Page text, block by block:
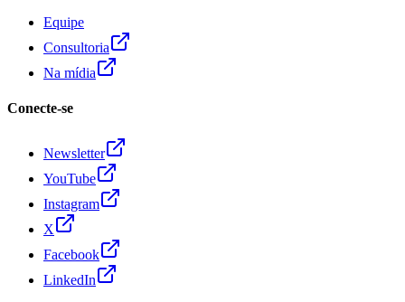
Equipe
Consultoria
Na mídia
Conecte-se
Newsletter
YouTube
Instagram
X
Facebook
LinkedIn